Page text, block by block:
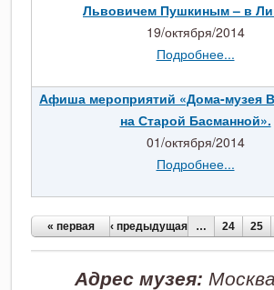
Львовичем Пушкиным – в
19/октября/2014
Подробнее...
Афиша мероприятий «Дома-музея
на Старой Басманной».
01/октября/2014
Подробнее...
Страницы
« первая ‹ предыдущая … 24 25
Адрес музея: